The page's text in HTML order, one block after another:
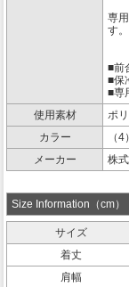
専
す。
■前
■保
■専
使用素材
ポ
カラー
（
メーカー
株
Size Information（cm）
サイズ
着丈
肩幅